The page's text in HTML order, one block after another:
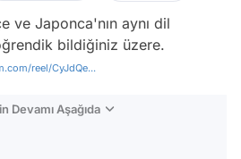
ve Japonca'nın aynı dil
bildiğiniz üzere.
reel/CyJdQe...
Devamı Aşağıda